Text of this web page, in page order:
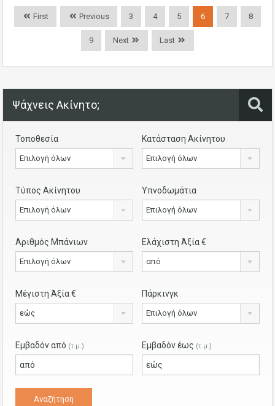
First Previous 3 4 5 6 7 8
9 Next Last
Ψάχνεις Ακίνητο;
Τοποθεσία
Επιλογή όλων
Κατάσταση Ακίνητου
Επιλογή όλων
Τύπος Ακίνητου
Επιλογή όλων
Υπνοδωμάτια
Επιλογή όλων
Αριθμός Μπάνιων
Επιλογή όλων
Ελάχιστη Άξία €
από
Μέγιστη Άξία €
εώς
Πάρκινγκ
Επιλογή όλων
Εμβαδόν από (τ.μ.) Εμβαδόν έως (τ.μ.)